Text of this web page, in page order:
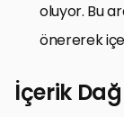
oluyor. Bu
önererek
İçerik